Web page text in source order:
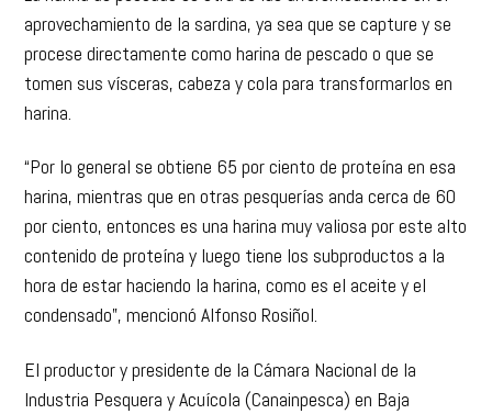
aprovechamiento de la sardina, ya sea que se capture y se
procese directamente como harina de pescado o que se
tomen sus vísceras, cabeza y cola para transformarlos en
harina.
“Por lo general se obtiene 65 por ciento de proteína en esa
harina, mientras que en otras pesquerías anda cerca de 60
por ciento, entonces es una harina muy valiosa por este alto
contenido de proteína y luego tiene los subproductos a la
hora de estar haciendo la harina, como es el aceite y el
condensado”, mencionó Alfonso Rosiñol.
El productor y presidente de la Cámara Nacional de la
Industria Pesquera y Acuícola (Canainpesca) en Baja